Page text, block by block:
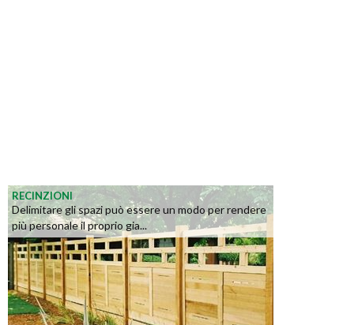
RECINZIONI
Delimitare gli spazi può essere un modo per rendere
più personale il proprio gia...